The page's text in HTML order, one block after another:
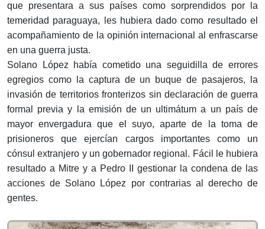
que presentara a sus países como sorprendidos por la
temeridad paraguaya, les hubiera dado como resultado el
acompañamiento de la opinión internacional al enfrascarse
en una guerra justa.
Solano López había cometido una seguidilla de errores
egregios como la captura de un buque de pasajeros, la
invasión de territorios fronterizos sin declaración de guerra
formal previa y la emisión de un ultimátum a un país de
mayor envergadura que el suyo, aparte de la toma de
prisioneros que ejercían cargos importantes como un
cónsul extranjero y un gobernador regional. Fácil le hubiera
resultado a Mitre y a Pedro II gestionar la condena de las
acciones de Solano López por contrarias al derecho de
gentes.